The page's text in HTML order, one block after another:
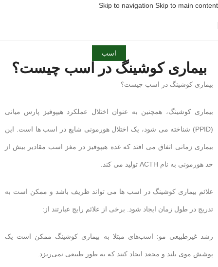
Skip to navigation Skip to main content
اسب
بیماری کوشینگ در اسب چیست؟
بیماری کوشینگ در اسب چیست؟
بیماری کوشینگ، همچنین به عنوان اختلال عملکرد هیپوفیز پارس میانی
(PPID) شناخته می شود، یک اختلال هورمونی شایع در اسب ها است. این
بیماری زمانی اتفاق می افتد که غده هیپوفیز در مغز اسب مقادیر بیش از
حد هورمونی به نام ACTH تولید می کند.
علائم بیماری کوشینگ در اسب ها می تواند ظریف باشد و ممکن است به
تدریج در طول زمان ایجاد شود. برخی از علائم رایج عبارتند از:
رشد غیرطبیعی مو: اسب‌های مبتلا به بیماری کوشینگ ممکن است یک
پوشش موی بلند و مجعد ایجاد کنند که به طور طبیعی نمی‌ریزد.